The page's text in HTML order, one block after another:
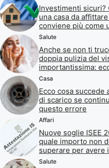
Investimenti sicuri?
una casa da
conviene più come
Salute
Anche se non ti
doppia pulizia del
importantissima:
Casa
Ecco cosa succede
di scarico se
questo errore
Affari
Nuove soglie ISEE
quale importo non
superare per avere
Salute